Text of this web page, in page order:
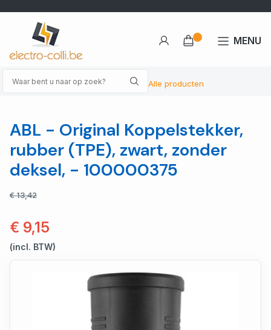
Alle producten
MENU
ABL - Original Koppelstekker,
rubber (TPE), zwart, zonder
deksel, - 100000375
€ 13,42
€ 9,15
(incl. BTW)